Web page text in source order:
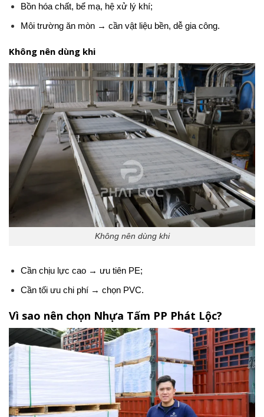
Bồn hóa chất, bể mạ, hệ xử lý khí;
Môi trường ăn mòn → cần vật liệu bền, dễ gia công.
Không nên dùng khi
Không nên dùng khi
Cần chịu lực cao → ưu tiên PE;
Cần tối ưu chi phí → chọn PVC.
Vì sao nên chọn Nhựa Tấm PP Phát Lộc?